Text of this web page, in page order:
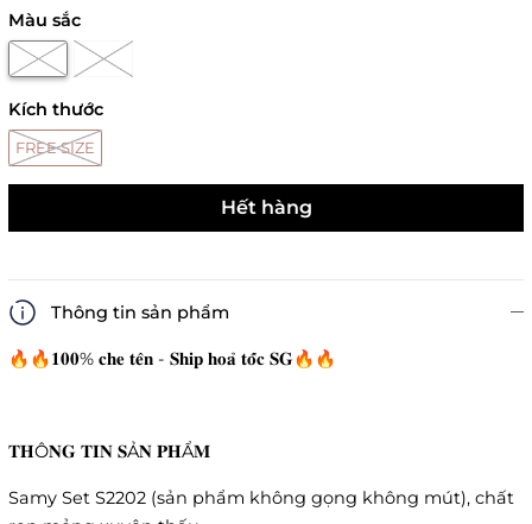
Màu sắc
Kích thước
FREE SIZE
Hết hàng
Thông tin sản phẩm
🔥🔥𝟏𝟎𝟎% 𝐜𝐡𝐞 𝐭𝐞̂𝐧 - 𝐒𝐡𝐢𝐩 𝐡𝐨𝐚̉ 𝐭𝐨̂́𝐜 𝐒𝐆🔥🔥
𝐓𝐇Ô𝐍𝐆 𝐓𝐈𝐍 𝐒Ả𝐍 𝐏𝐇Ẩ𝐌
Samy Set S2202 (sản phẩm không gọng không mút), chất